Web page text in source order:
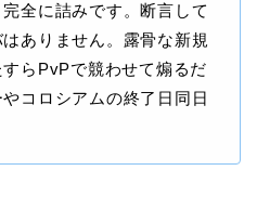
全に詰みです。断言して
ありません。露骨な新規
ら PvPで競わせて煽るだ
コロシアムの終了日同日